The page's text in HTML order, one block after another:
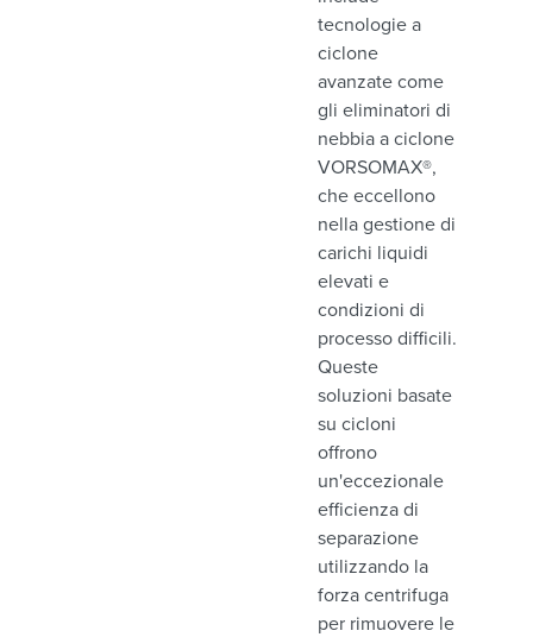
tecnologie a
ciclone
avanzate come
gli eliminatori di
nebbia a ciclone
VORSOMAX®,
che eccellono
nella gestione di
carichi liquidi
elevati e
condizioni di
processo difficili.
Queste
soluzioni basate
su cicloni
offrono
un'eccezionale
efficienza di
separazione
utilizzando la
forza centrifuga
per rimuovere le